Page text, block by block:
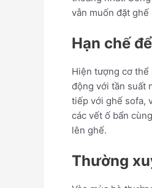
vẫn muốn đặt
Hạn chế
Hiện tượng cơ
động với tần suất
tiếp với ghế sofa,
các vết ố bẩn
lên ghế.
Thường